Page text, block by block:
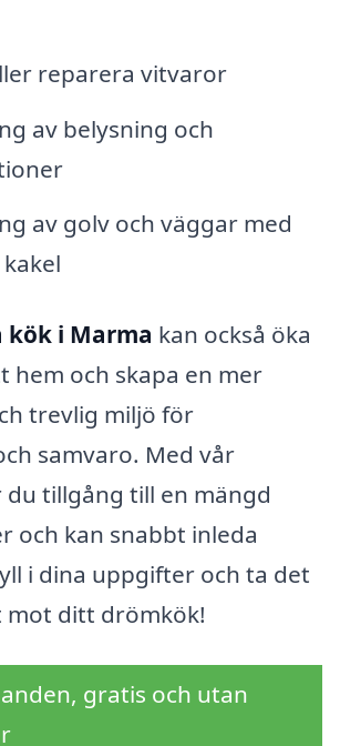
reparera vitvaror
av belysning och
av golv och väggar med
kök i Marma kan också öka
hem och skapa en mer
trevlig miljö för
samvaro. Med vår
tillgång till en mängd
och kan snabbt inleda
i dina uppgifter och ta det
ditt drömkök!
gratis och utan